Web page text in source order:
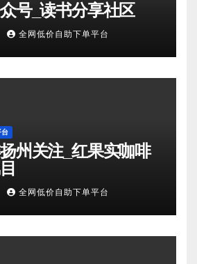
号_读书分享社区
全网低价自助下单平台
台
州关注_红果实咖啡
全网低价自助下单平台